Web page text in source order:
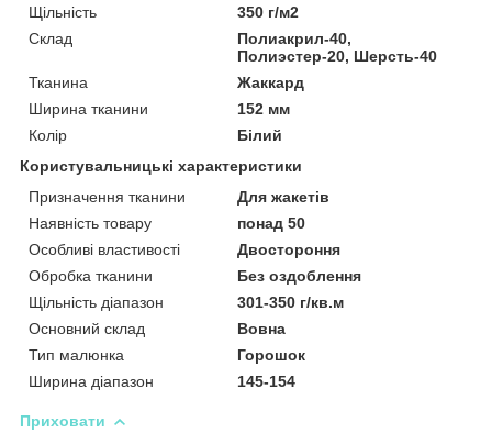
Щільність
350 г/м2
Склад
Полиакрил-40,
Полиэстер-20, Шерсть-40
Тканина
Жаккард
Ширина тканини
152 мм
Колір
Білий
Користувальницькі характеристики
Призначення тканини
Для жакетів
Наявність товару
понад 50
Особливі властивості
Двостороння
Обробка тканини
Без оздоблення
Щільність діапазон
301-350 г/кв.м
Основний склад
Вовна
Тип малюнка
Горошок
Ширина діапазон
145-154
Приховати